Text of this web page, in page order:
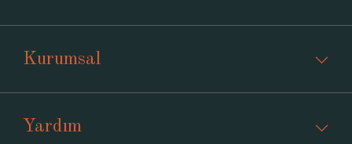
Kurumsal
Yardım